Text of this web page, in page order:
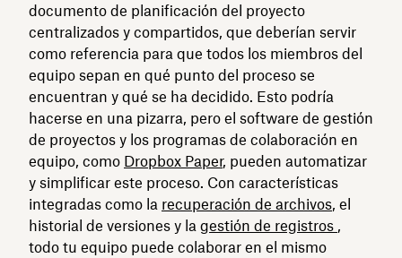
documento de planificación del proyecto
centralizados y compartidos, que deberían servir
como referencia para que todos los miembros del
equipo sepan en qué punto del proceso se
encuentran y qué se ha decidido. Esto podría
hacerse en una pizarra, pero el software de gestión
de proyectos y los programas de colaboración en
equipo, como Dropbox Paper, pueden automatizar
y simplificar este proceso. Con características
integradas como la recuperación de archivos, el
historial de versiones y la gestión de registros ,
todo tu equipo puede colaborar en el mismo